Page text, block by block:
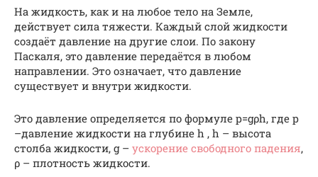
На жидкость, как и на любое тело на Земле,
действует сила тяжести. Каждый слой жидкости
создаёт давление на другие слои. По закону
Паскаля, это давление передаётся в любом
направлении. Это означает, что давление
существует и внутри жидкости.
Это давление определяется по формуле p=gρh, где р
–давление жидкости на глубине h , h – высота
столба жидкости, g – ускорение свободного падения,
ρ – плотность жидкости.